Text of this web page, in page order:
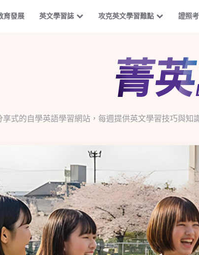
育發展 英文學習誌 攻克英文學習難點 證照
享式的自學英語學習網站，每週提供英文學習技巧與